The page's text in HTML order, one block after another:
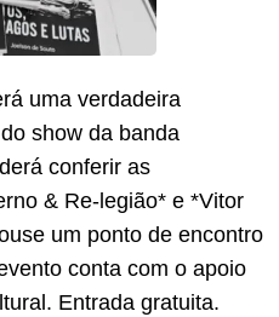
uma verdadeira
show da banda
conferir as
& Re-legião* e *Vitor
um ponto de encontro
conta com o apoio
Entrada gratuita.